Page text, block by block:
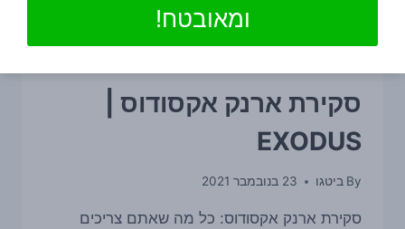
סקירת ארנק אקסודוס |
EXODUS
By ביטגו 23 בנובמבר 2021
סקירת ארנק אקסודוס: כל מה שאתם צריכים
ומאובטח!